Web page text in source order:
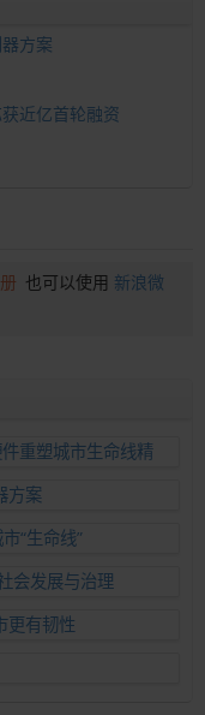
方案
近亿首轮融资
也可以使用 新浪微
重塑城市生命线精
方案
“生命线”
会发展与治理
更有韧性